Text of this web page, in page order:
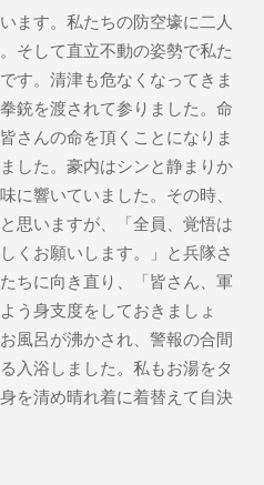
ます。私たちの防空壕に二人
そして直立不動の姿勢で私た
す。清津も危なくなってきま
銃を渡されて参りました。命
さんの命を頂くことになりま
した。豪内はシンと静まりか
に響いていました。その時、
思いますが、「全員、覚悟は
くお願いします。」と兵隊さ
ちに向き直り、「皆さん、軍
う身支度をしておきましょ
風呂が沸かされ、警報の合間
入浴しました。私もお湯をタ
を清め晴れ着に着替えて自決